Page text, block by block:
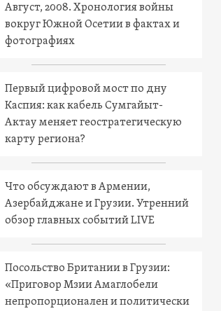
Август, 2008. Хронология войны
вокруг Южной Осетии в фактах и
фотографиях
Первый цифровой мост по дну
Каспия: как кабель Сумгайыт-
Актау меняет геостратегическую
карту региона?
Что обсуждают в Армении,
Азербайджане и Грузии. Утренний
обзор главных событий LIVE
Посольство Британии в Грузии:
«Приговор Мзии Амаглобели
непропорционален и политически